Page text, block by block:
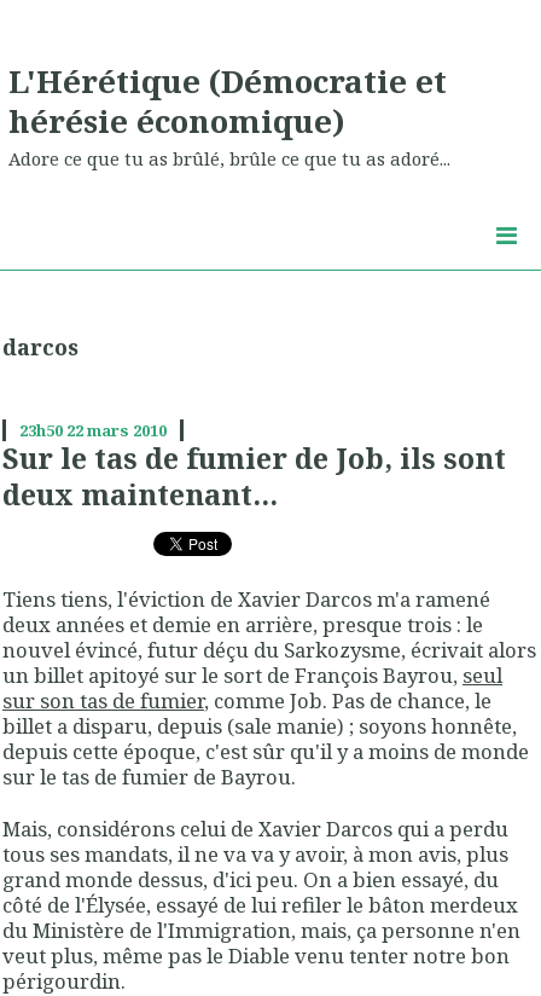
L'Hérétique (Démocratie et
hérésie économique)
Adore ce que tu as brûlé, brûle ce que tu as adoré...
darcos
23h50 22mars 2010
Sur le tas de fumier de Job, ils sont
deux maintenant...
Tiens tiens, l'éviction de Xavier Darcos m'a ramené
deux années et demie en arrière, presque trois : le
nouvel évincé, futur déçu du Sarkozysme, écrivait alors
un billet apitoyé sur le sort de François Bayrou, seul
sur son tas de fumier, comme Job. Pas de chance, le
billet a disparu, depuis (sale manie) ; soyons honnête,
depuis cette époque, c'est sûr qu'il y a moins de monde
sur le tas de fumier de Bayrou.
Mais, considérons celui de Xavier Darcos qui a perdu
tous ses mandats, il ne va va y avoir, à mon avis, plus
grand monde dessus, d'ici peu. On a bien essayé, du
côté de l'Élysée, essayé de lui refiler le bâton merdeux
du Ministère de l'Immigration, mais, ça personne n'en
veut plus, même pas le Diable venu tenter notre bon
périgourdin.